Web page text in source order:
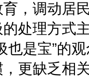
调动居民
处理方式
也是宝”的
更缺乏相